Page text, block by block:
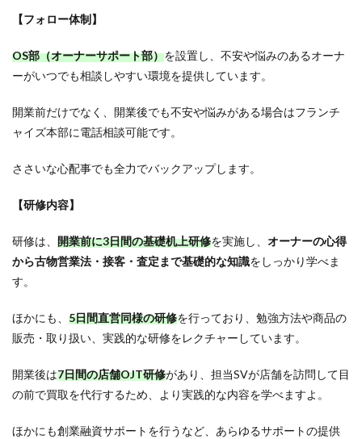
【フォロー体制】
OS部（オーナーサポート部）を設置し、不安や悩みのあるオーナ
ーがいつでも相談しやすい環境を提供しています。
開業前だけでなく、開業後でも不安や悩みがある場合はフランチ
ャイズ本部に電話相談可能です。
ささいな心配事でも全力でバックアップします。
【研修内容】
研修は、 開業前に3日間の基礎机上研修を実施し、 オーナーの心得
から古物営業法・接客・査定まで基礎的な知識をしっかり学べま
す。
ほかにも、 5日間直営同様の研修を行っており、勉強方法や商品の
販売・取り扱い、実践的な研修をレクチャーしています。
開業後は7日間の店舗OJT研修があり、担当SVが店舗を訪問して目
の前で買取を代行するため、より実践的な内容を学べますよ。
ほかにも創業融資サポートを行うなど、あらゆるサポートの提供